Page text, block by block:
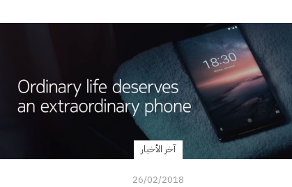
آخر الأخبار
26/02/2018